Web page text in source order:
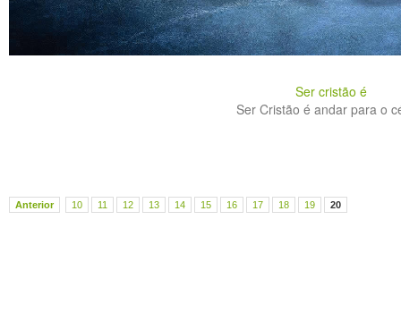
Ser cristão é
Ser Cristão é andar para o
Anterior 10 11 12 13 14 15 16 17 18 19 20